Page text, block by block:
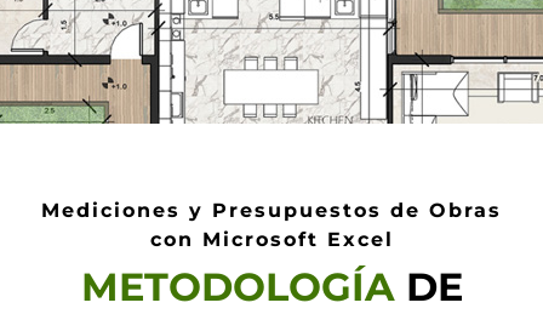
Mediciones y Presupuestos de Obras
con Microsoft Excel
METODOLOGÍADE